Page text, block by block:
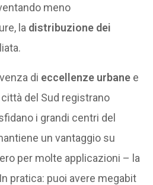
meno
la distribuzione dei
di eccellenze urbane e
del Sud registrano
i grandi centri del
un vantaggio su
per molte applicazioni – la
pratica: puoi avere megabit